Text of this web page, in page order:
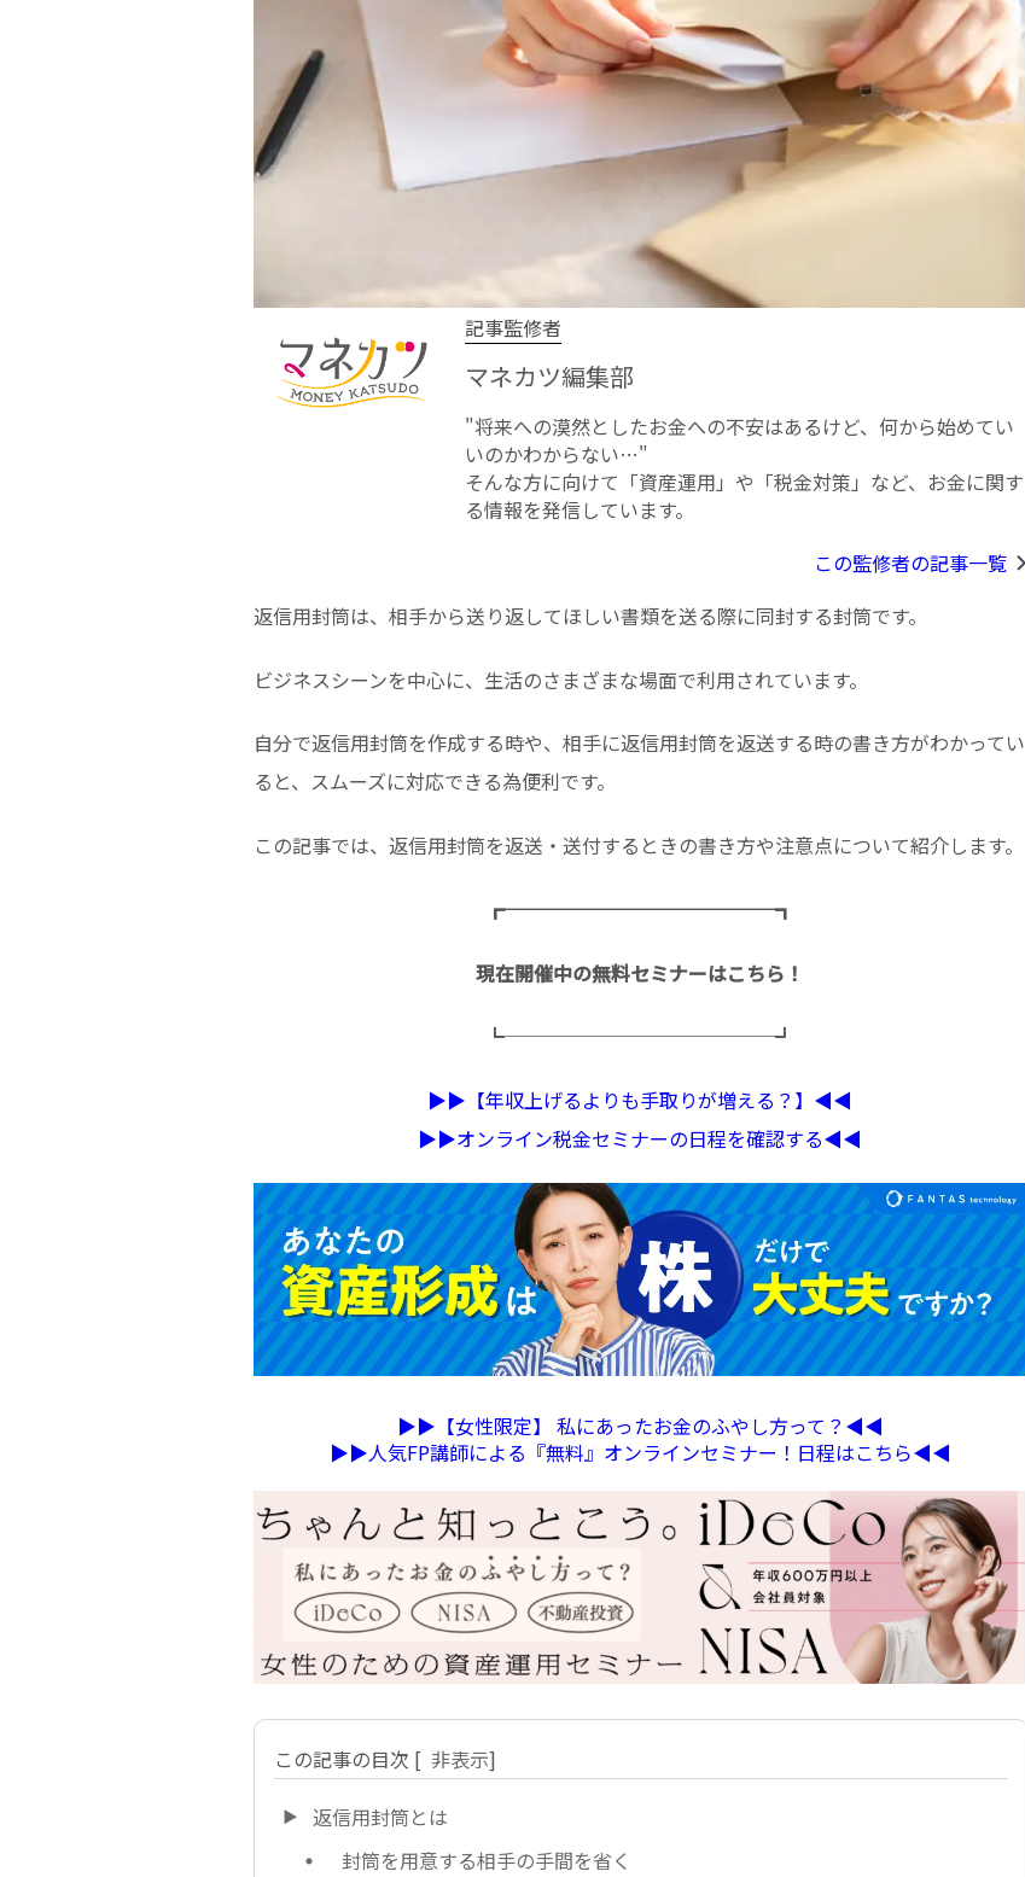
記事監修者
マネカツ編集部
"将来への漠然としたお⾦への不安はあるけど、何から始めてい
いのかわからない…"
そんな方に向けて「資産運用」や「税金対策」など、お金に関す
る情報を発信しています。
この監修者の記事一覧
返信用封筒は、相手から送り返してほしい書類を送る際に同封する封筒です。
ビジネスシーンを中心に、生活のさまざまな場面で利用されています。
自分で返信用封筒を作成する時や、相手に返信用封筒を返送する時の書き方がわかってい
ると、スムーズに対応できる為便利です。
この記事では、返信用封筒を返送・送付するときの書き方や注意点について紹介します。
┏──────────────┓
現在開催中の無料セミナーはこちら！
┗──────────────┛
▶︎▶︎【年収上げるよりも手取りが増える？】◀︎◀︎
▶︎▶︎オンライン税金セミナーの日程を確認する◀︎◀︎
▶︎▶︎【女性限定】 私にあったお金のふやし方って？◀︎◀︎
▶︎▶︎人気FP講師による『無料』オンラインセミナー！日程はこちら◀︎◀︎
この記事の目次 [ 非表示]
返信用封筒とは
封筒を用意する相手の手間を省く